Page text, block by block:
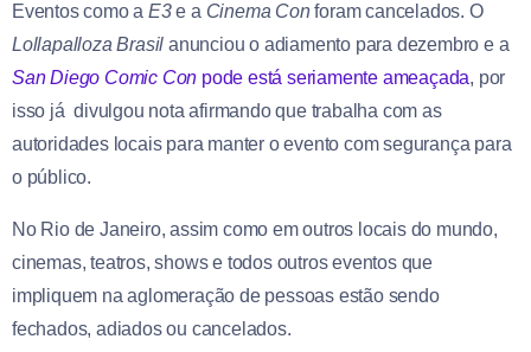
Eventos como a E3e a Cinema Conforam cancelados. O
Lollapalloza Brasil anunciou o adiamento para dezembro e a
San Diego Comic Con pode está seriamente ameaçada, por
isso já divulgou nota afirmando que trabalha com as
autoridades locais para manter o evento com segurança para
o público.
No Rio de Janeiro, assim como em outros locais do mundo,
cinemas, teatros, shows e todos outros eventos que
impliquem na aglomeração de pessoas estão sendo
fechados, adiados ou cancelados.